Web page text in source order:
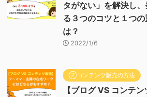
タがない」を解決し
る３つのコツと１つ
は？
2022/1/6
②コンテンツ販売の方法
【ブログ VS コンテ